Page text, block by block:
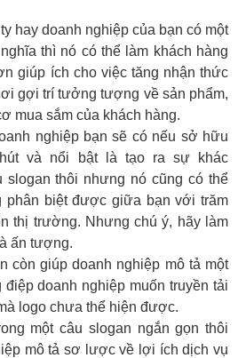
hay doanh nghiệp của bạn có một
thì nó có thể làm khách hàng
giúp ích cho việc tăng nhận thức
gợi trí tưởng tượng về sản phẩm,
mua sắm của khách hàng.
nghiệp bạn sẽ có nếu sở hữu
và nổi bật là tạo ra sự khác
slogan thôi nhưng nó cũng có thể
phân biệt được giữa bạn với trăm
thị trường. Nhưng chú ý, hãy làm
ấn tượng.
còn giúp doanh nghiệp mô tả một
doanh nghiệp muốn truyền tải
logo chưa thể hiện được.
một câu slogan ngắn gọn thôi
mô tả sơ lược về lợi ích dịch vụ